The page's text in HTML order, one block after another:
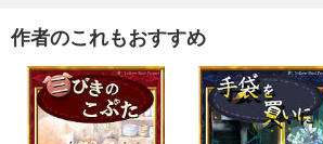
作者のこれもおすすめ